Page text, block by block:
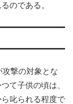
のである。
撃の対象とな
て子供の頃は、
叱られる程度で